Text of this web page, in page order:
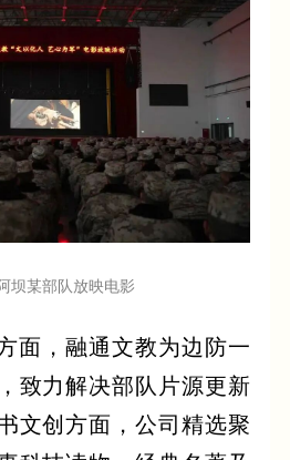
坝某部队放映电影
面，融通文教为边防一
致力解决部队片源更新
文创方面，公司精选聚